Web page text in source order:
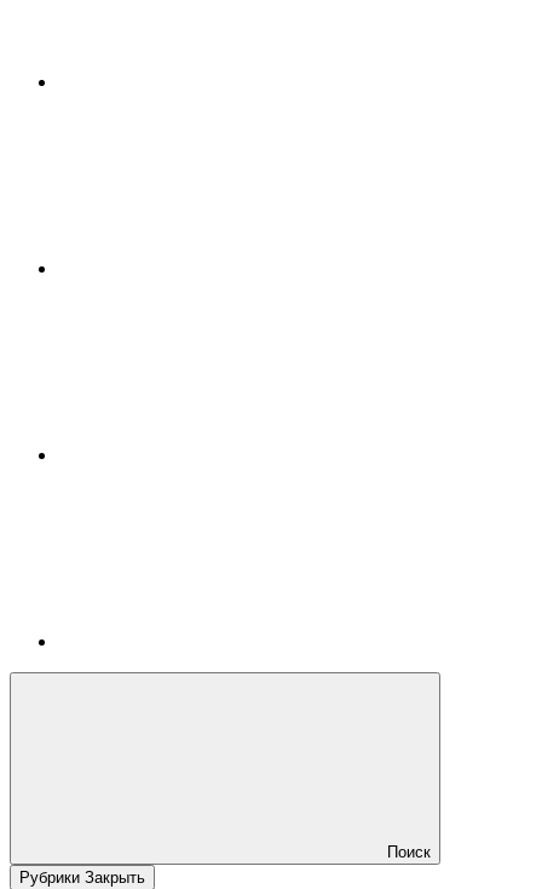
Поиск
Рубрики Закрыть